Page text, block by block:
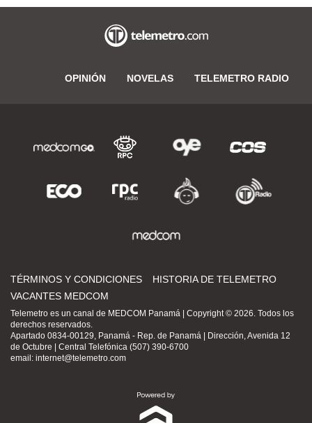
OPINIÓN NOVELAS TELEMETRO RADIO
TÉRMINOS Y CONDICIONES
HISTORIA DE TELEMETRO
VACANTES MEDCOM
Telemetro es un canal de MEDCOM Panamá | Copyright © 2026. Todos los
derechos reservados.
Apartado 0834-00129, Panamá - Rep. de Panamá | Dirección, Avenida 12
de Octubre | Central Telefónica (507) 390-6700
email: internet@telemetro.com